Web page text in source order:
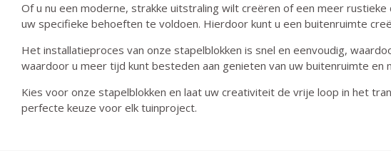
Of u nu een moderne, strakke uitstraling wilt creëren of een meer
uw specifieke behoeften te voldoen. Hierdoor kunt u een buitenruimte
Het installatieproces van onze stapelblokken is snel en eenvoudig,
waardoor u meer tijd kunt besteden aan genieten van uw buitenruimte en
Kies voor onze stapelblokken en laat uw creativiteit de vrije loop in het
perfecte keuze voor elk tuinproject.